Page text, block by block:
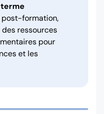
post-formation,
ressources
pour
et les